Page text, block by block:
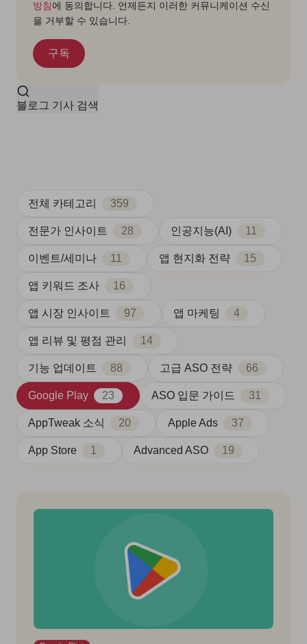
방침에 동의합니다. 언제든지 이러한 커뮤니케이션 수신
을 거부할 수 있습니다.
블로그 기사 검색
전체 카테고리 359
전문가 인사이트 28 인공지능(AI) 11
이벤트/세미나 11 앱 현지화 전략 15
앱 키워드 조사 16
앱 시장 인사이트 97 앱 마케팅 4
앱 리뷰 및 평점 관리 14
기능 업데이트 88 고급 ASO 전략 66
Google Play 23 ASO 입문 가이드 31
AppTweak 소식 20 Apple Ads 37
App Store 1 Advanced ASO 19